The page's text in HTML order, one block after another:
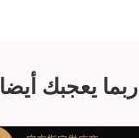
ربما يعجبك أيضا